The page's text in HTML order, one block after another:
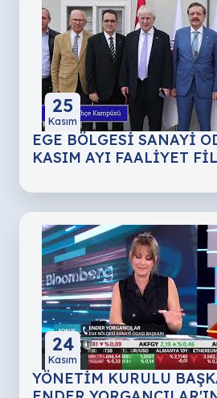
25
Kasım
EGE BÖLGESİ SANAYİ
KASIM AYI FAALİYET
24
Kasım
YÖNETİM KURULU